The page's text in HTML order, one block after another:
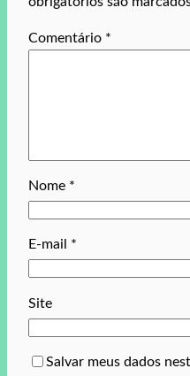
Comentário *
Nome *
E-mail *
Site
Salvar meus dados